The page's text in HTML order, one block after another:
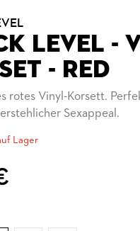
LEVEL -
- RED
rotes Vinyl-Korsett.
Sexappeal.
Lager